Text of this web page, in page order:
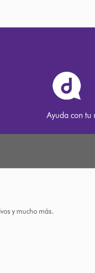
Ayuda con tu
y mucho más.